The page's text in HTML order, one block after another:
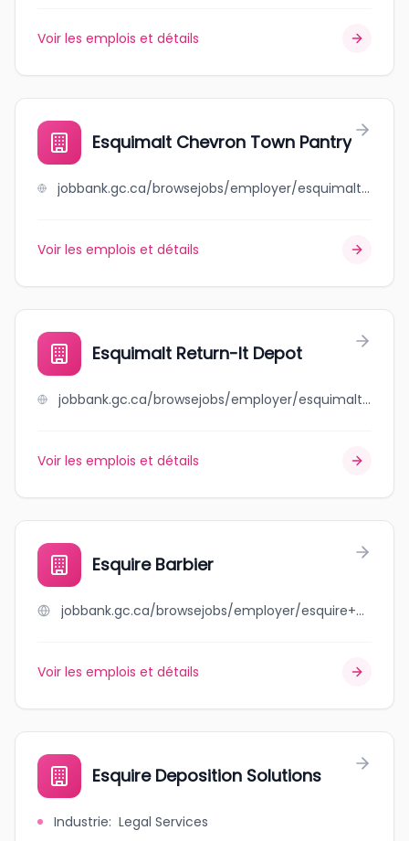
Voir les emplois et détails
Esquimalt Chevron Town Pantry
jobbank.gc.ca/browsejobs/employer/esquimalt+chevron+town+pantry/ca
Voir les emplois et détails
Esquimalt Return-It Depot
jobbank.gc.ca/browsejobs/employer/esquimalt+return-it+depot/ca
Voir les emplois et détails
Esquire Barbier
jobbank.gc.ca/browsejobs/employer/esquire+barbier/ca
Voir les emplois et détails
Esquire Deposition Solutions
Industrie: Legal Services